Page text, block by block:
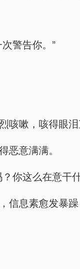
警告你。”
咳嗽，咳得眼
恶意满满。
你这么在意干
信息素愈发暴